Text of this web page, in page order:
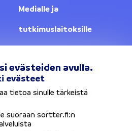
evästeiden avulla.
evästeet
tietoa sinulle tärkeistä
suoraan sortter.fi:n
Medialle ja
tutkimuslaitoksille